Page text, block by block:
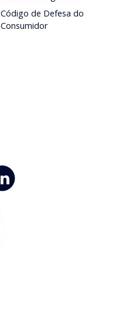
Código de Defesa do
Consumidor